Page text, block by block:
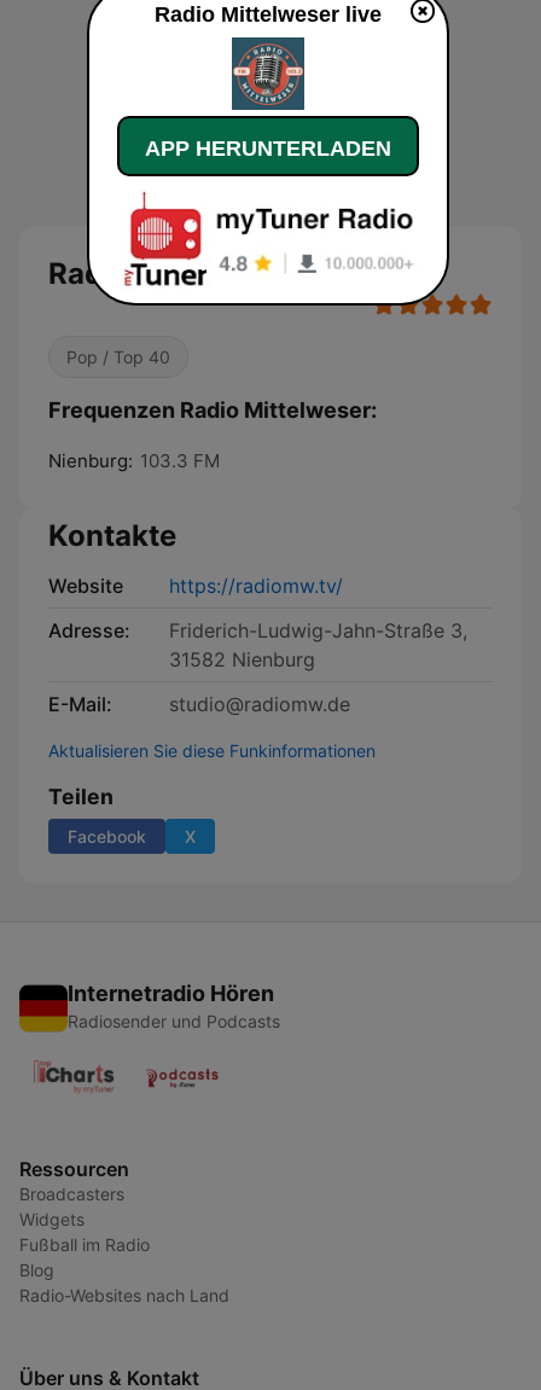
Radio Mittelweser Live
Pop / Top 40
Frequenzen Radio Mittelweser:
Nienburg: 103.3 FM
Kontakte
Website
https://radiomw.tv/
Adresse:
Friderich-Ludwig-Jahn-Straße 3,
31582 Nienburg
E-Mail:
studio@radiomw.de
Aktualisieren Sie diese Funkinformationen
Teilen
Facebook X
Internetradio Hören
Radiosender und Podcasts
Ressourcen
Broadcasters
Widgets
Fußball im Radio
Blog
Radio-Websites nach Land
Über uns & Kontakt
Radio Mittelweser live
APP HERUNTERLADEN